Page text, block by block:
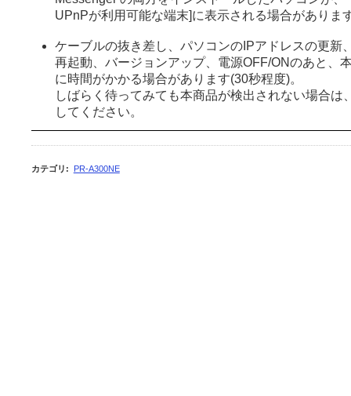
UPnPが利用可能な端末]に表示される場合がありま
ケーブルの抜き差し、パソコンのIPアドレスの更新
再起動、バージョンアップ、電源OFF/ONのあと、
に時間がかかる場合があります(30秒程度)。
しばらく待ってみても本商品が検出されない場合は
してください。
カテゴリ : PR-A300NE